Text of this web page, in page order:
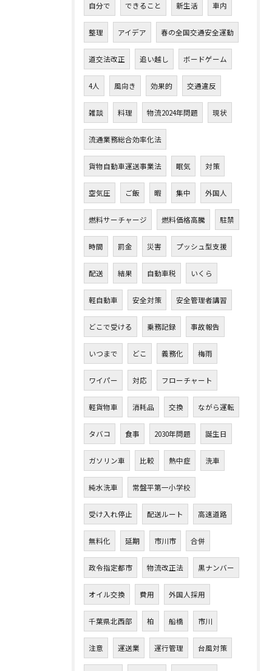
自分で できること 新生活 車内
整理 アイデア 春の全国交通安全運動
道交法改正 追い越し ボードゲーム
4人 風向き 効果的 交通違反
雑談 料理 物流2024年問題 現状
流通業務総合効率化法
貨物自動車運送事業法 眠気 対策
空気圧 ご飯 暇 集中 外国人
燃料サーチャージ 燃料価格高騰 駐禁
時間 罰金 災害 プッシュ型支援
配送 結果 自動車税 いくら
軽自動車 安全対策 安全管理者講習
どこで受ける 乗務記録 事故報告
いつまで どこ 義務化 梅雨
ワイパー 対応 フローチャート
軽貨物車 消耗品 交換 ながら運転
タバコ 食事 2030年問題 誕生日
ガソリン車 比較 熱中症 洗車
純水洗車 常盤平第一小学校
受け入れ停止 配送ルート 高速道路
無料化 延期 市川市 合併
政令指定都市 物流改正法 黒ナンバー
オイル交換 費用 外国人採用
千葉県北西部 柏 船橋 市川
注意 運送業 運行管理 台風対策